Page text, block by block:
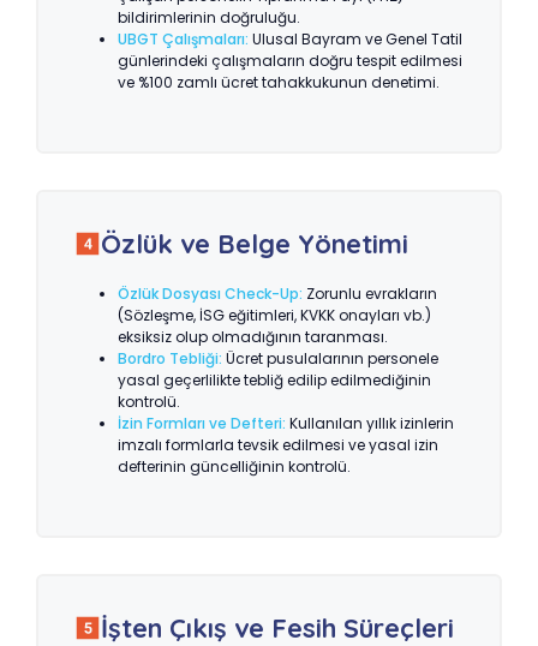
bildirimlerinin doğruluğu.
UBGT Çalışmaları: Ulusal Bayram ve Genel Tatil
günlerindeki çalışmaların doğru tespit edilmesi
ve %100 zamlı ücret tahakkukunun denetimi.
Özlük ve Belge Yönetimi
Özlük Dosyası Check-Up: Zorunlu evrakların
(Sözleşme, İSG eğitimleri, KVKK onayları vb.)
eksiksiz olup olmadığının taranması.
Bordro Tebliği: Ücret pusulalarının personele
yasal geçerlilikte tebliğ edilip edilmediğinin
kontrolü.
İzin Formları ve Defteri: Kullanılan yıllık izinlerin
imzalı formlarla tevsik edilmesi ve yasal izin
defterinin güncelliğinin kontrolü.
İşten Çıkış ve Fesih Süreçleri